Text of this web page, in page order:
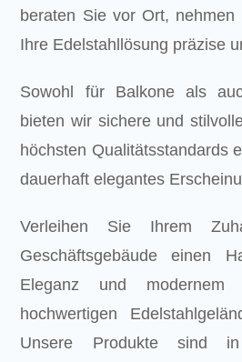
beraten Sie vor Ort,
Ihre Edelstahllösung präzise
Sowohl für Balkone als
bieten wir sichere und
höchsten Qualitätsstandards
dauerhaft elegantes
Verleihen Sie Ihrem
Geschäftsgebäude einen
Eleganz und
hochwertigen
Unsere Produkte sind